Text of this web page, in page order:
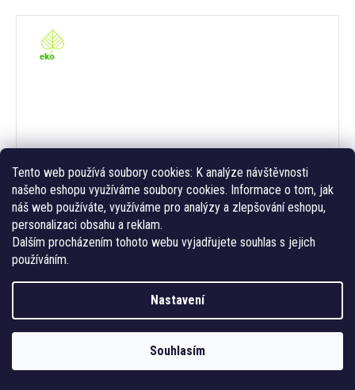
Tento web používá soubory cookies: K analýze návštěvnosti
našeho eshopu využíváme soubory cookies. Informace o tom, jak
náš web používáte, využíváme pro analýzy a zlepšování eshopu,
personalizaci obsahu a reklam.
Dalším procházením tohoto webu vyjadřujete souhlas s jejich
používáním.
Nastavení
Souhlasím